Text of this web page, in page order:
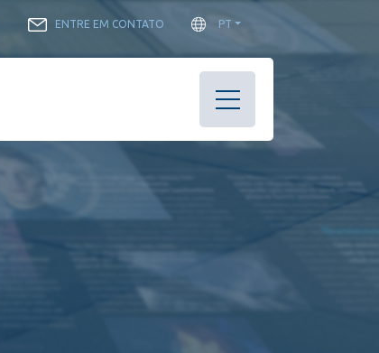
ENTRE EM CONTATO PT